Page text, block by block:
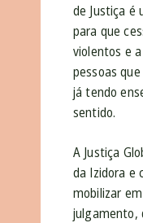
de Justiça é
para que
violentos e
pessoas
já tendo
sentido.
A Justiça
da Izidora e
mobilizar
julgamento,